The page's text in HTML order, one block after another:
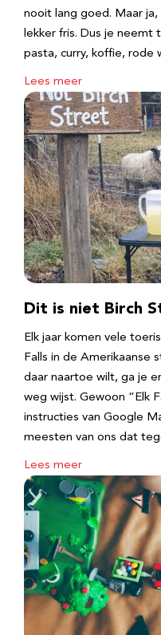
nooit lang goed. Maar
lekker fris. Dus je neemt
pasta, curry, koffie, rode
Lees meer
Dit is niet Birch
Elk jaar komen vele
Falls in de Amerikaanse
daar naartoe wilt, ga je
weg wijst. Gewoon “Elk
instructies van Google
meesten van ons dat
Lees meer